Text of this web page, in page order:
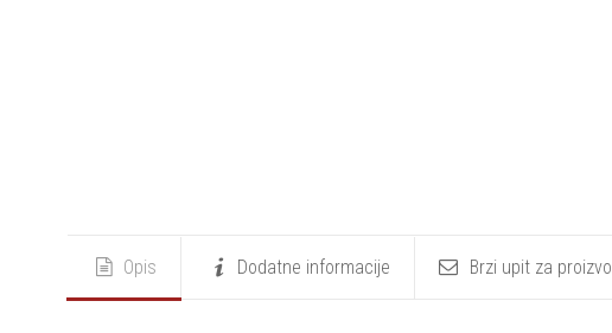
Opis Dodatne informacije Brzi upit za